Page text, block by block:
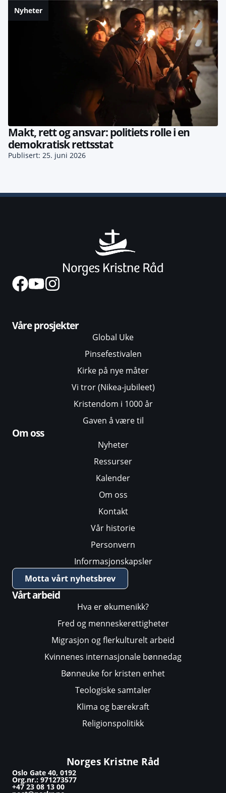
Nyheter
Makt, rett og ansvar: politiets rolle i en
demokratisk rettsstat
Publisert: 25. juni 2026
Våre prosjekter
Global Uke
Pinsefestivalen
Kirke på nye måter
Vi tror (Nikea-jubileet)
Kristendom i 1000 år
Gaven å være til
Om oss
Nyheter
Ressurser
Kalender
Om oss
Kontakt
Vår historie
Personvern
Informasjonskapsler
Motta vårt nyhetsbrev
Vårt arbeid
Hva er økumenikk?
Fred og menneskerettigheter
Migrasjon og flerkulturelt arbeid
Kvinnenes internasjonale bønnedag
Bønneuke for kristen enhet
Teologiske samtaler
Klima og bærekraft
Religionspolitikk
Norges Kristne Råd
Oslo Gate 40, 0192
Org.nr.: 971273577
+47 23 08 13 00